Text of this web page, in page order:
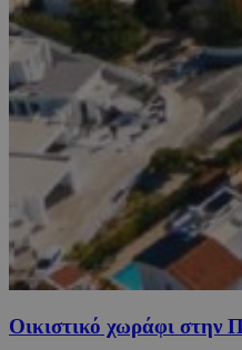
Οικιστικό χωράφι στην